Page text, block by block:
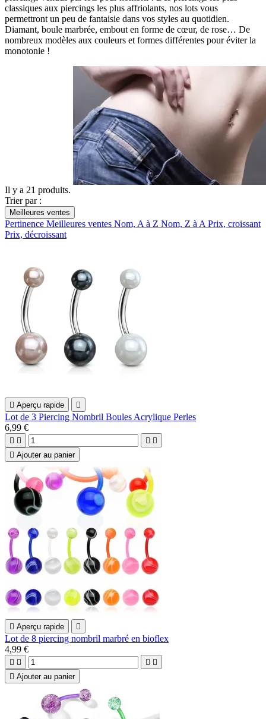
classiques aux piercings les plus affriolants, nos lots vous
permettront un peu de fantaisie dans vos styles au quotidien.
Diamant, boule marbrée, embout en forme de cœur, de rose… De
nombreux modèles aux couleurs et formes différentes pour éviter la
monotonie !
Il y a 21 produits.
Trier par :
Meilleures ventes
Pertinence Meilleures ventes Nom, A à Z Nom, Z à A Prix, croissant
Prix, décroissant
 Aperçu rapide 
Lot de 3 Piercing Nombril Boules Acrylique Perles
6,99 €
   
 Ajouter au panier
 Aperçu rapide 
Lot de 8 piercing nombril marbré en bioflex
4,99 €
   
 Ajouter au panier